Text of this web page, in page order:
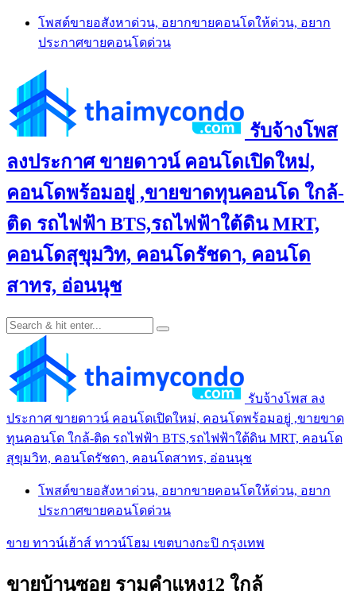
Skip
content
โพสต์ขายอสังหาด่วน, อยากขายคอนโดให้ด่วน, อยาก
ประกาศขายคอนโดด่วน
รับจ้างโพส
ลงประกาศ ขายดาวน์ คอนโดเปิดใหม่,
คอนโดพร้อมอยู่ ,ขายขาดทุนคอนโด ใกล้-
ติด รถไฟฟ้า BTS,รถไฟฟ้าใต้ดิน MRT,
คอนโดสุขุมวิท, คอนโดรัชดา, คอนโด
สาทร, อ่อนนุช
รับจ้างโพส ลง
ประกาศ ขายดาวน์ คอนโดเปิดใหม่, คอนโดพร้อมอยู่ ,ขายขาด
ทุนคอนโด ใกล้-ติด รถไฟฟ้า BTS,รถไฟฟ้าใต้ดิน MRT, คอนโด
สุขุมวิท, คอนโดรัชดา, คอนโดสาทร, อ่อนนุช
โพสต์ขายอสังหาด่วน, อยากขายคอนโดให้ด่วน, อยาก
ประกาศขายคอนโดด่วน
ขาย ทาวน์เฮ้าส์ ทาวน์โฮม เขตบางกะปิ กรุงเทพ
ขายบ้านซอย รามคำแหง12 ใกล้